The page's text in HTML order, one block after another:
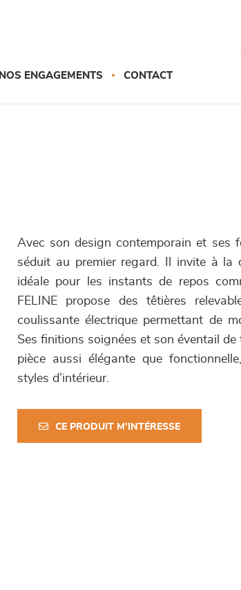
NOS ENGAGEMENTS CONTACT
Avec son design contemporain et ses
séduit au premier regard. Il invite à la
idéale pour les instants de repos
FELINE propose des têtières
coulissante électrique permettant de
Ses finitions soignées et son éventail
pièce aussi élégante que
styles d’intérieur.
CE PRODUIT M'INTÉRESSE